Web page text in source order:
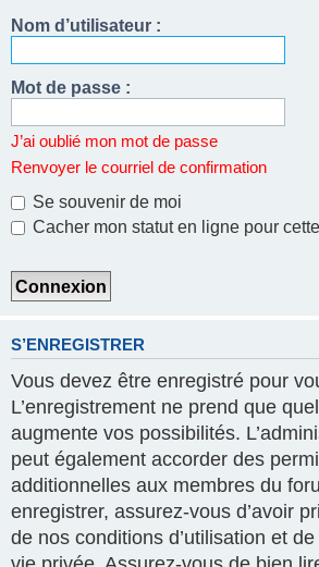
Nom d’utilisateur :
Mot de passe :
J’ai oublié mon mot de passe
Renvoyer le courriel de confirmation
Se souvenir de moi
Cacher mon statut en ligne pour
S’ENREGISTRER
Vous devez être enregistré pour
L’enregistrement ne prend que
augmente vos possibilités.
peut également accorder des
additionnelles aux membres du
enregistrer, assurez-vous d’avoir
de nos conditions d’utilisation et